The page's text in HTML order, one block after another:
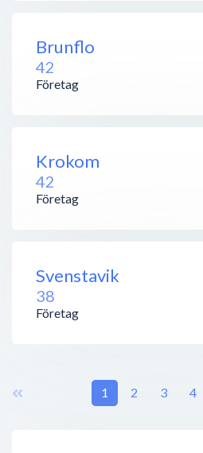
Brunflo
42
Företag
Krokom
42
Företag
Svenstavik
38
Företag
1 2 3 4